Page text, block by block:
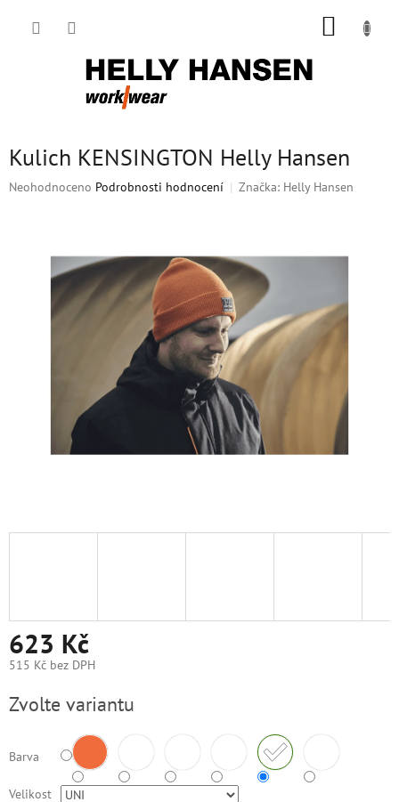
Kulich KENSINGTON Helly Hansen
Průměrné
hvězdiček.
Neohodnoceno Podrobnosti hodnocení Značka: Helly Hansen
623 Kč
515 Kč bez DPH
cena:
Zvolte variantu
Barva
Velikost